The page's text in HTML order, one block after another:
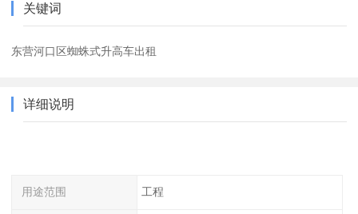
关键词
东营河口区蜘蛛式升高车出租
详细说明
用途范围 工程